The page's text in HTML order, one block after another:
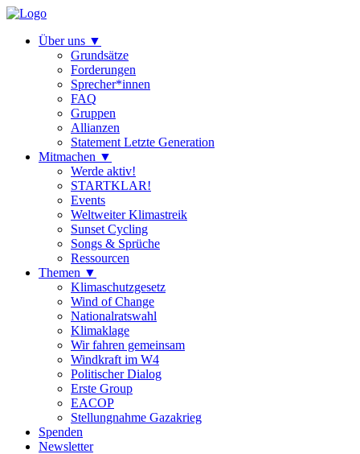
Über uns ▼
Grundsätze
Forderungen
Sprecher*innen
FAQ
Gruppen
Allianzen
Statement Letzte Generation
Mitmachen ▼
Werde aktiv!
STARTKLAR!
Events
Weltweiter Klimastreik
Sunset Cycling
Songs & Sprüche
Ressourcen
Themen ▼
Klimaschutzgesetz
Wind of Change
Nationalratswahl
Klimaklage
Wir fahren gemeinsam
Windkraft im W4
Politischer Dialog
Erste Group
EACOP
Stellungnahme Gazakrieg
Spenden
Newsletter